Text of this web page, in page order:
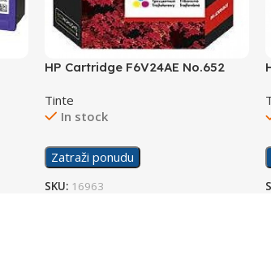
HP Cartridge F6V24AE No.652
Tinte
In stock
Zatraži ponudu
SKU: 16963